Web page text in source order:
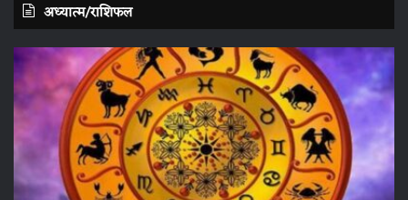
अध्यात्म/राशिफल